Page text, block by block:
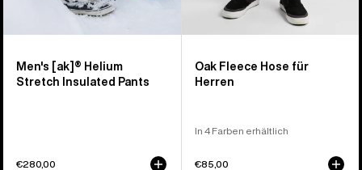
Men's [ak]® Helium
Stretch Insulated Pants
€280,00
Oak Fleece Hose für
Herren
In 4 Farben erhältlich
€85,00